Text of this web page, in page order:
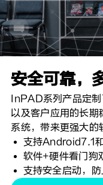
安全可靠，
InPAD系列产品定
以及客户应用的长
系统，带来更强大的
支持Android7.1
软件+硬件看门狗
支持安全启动，